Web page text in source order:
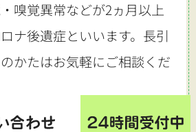
嗅覚異常などが2ヵ月以上
ナ後遺症といいます。長引
かたはお気軽にご相談くだ